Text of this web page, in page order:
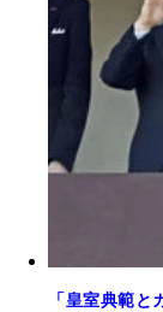
「皇室典範